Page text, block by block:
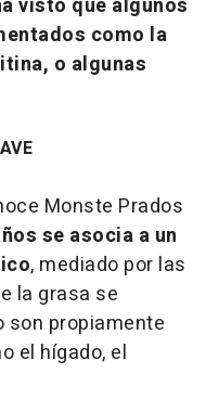
visto que algunos
como la
o algunas
Monste Prados
se asocia a un
, mediado por las
la grasa se
son propiamente
el hígado, el